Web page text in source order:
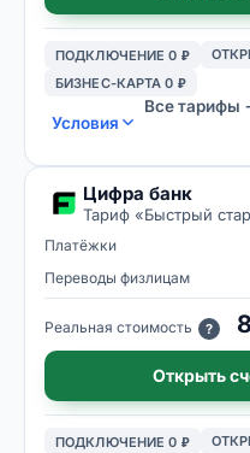
ПОДКЛЮЧЕНИЕ 0 ₽
БИЗНЕС-КАРТА 0 ₽
Условия
Все тарифы
Цифра банк
Тариф «Быстрый
Платёжки
Переводы физлицам
Реальная стоимость ?
Открыть
ПОДКЛЮЧЕНИЕ 0 ₽